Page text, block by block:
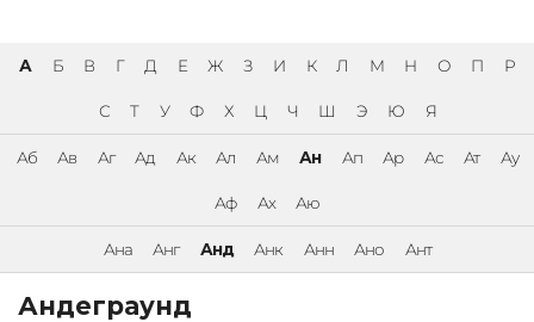
А Б В Г Д Е Ж З И К Л М Н О П Р
С Т У Ф Х Ц Ч Ш Э Ю Я
Аб Ав Аг Ад Ак Ал Ам Ан Ап Ар Ас Ат Ау
Аф Ах Аю
Ана Анг Анд Анк Анн Ано Ант
Андеграунд